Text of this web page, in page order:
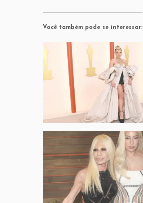
Você também pode se interessar: